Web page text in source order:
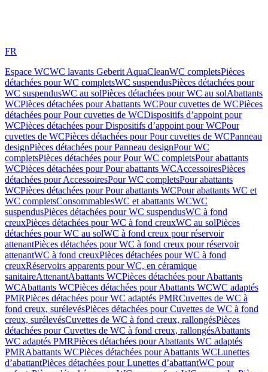
FR
Espace WCWC lavants Geberit AquaCleanWC completsPièces
détachées pour WC completsWC suspendusPièces détachées pour
WC suspendusWC au solPièces détachées pour WC au solAbattants
WCPièces détachées pour Abattants WCPour cuvettes de WCPièces
détachées pour Pour cuvettes de WCDispositifs d’appoint pour
WCPièces détachées pour Dispositifs d’appoint pour WCPour
cuvettes de WCPièces détachées pour Pour cuvettes de WCPanneau
designPièces détachées pour Panneau designPour WC
completsPièces détachées pour Pour WC completsPour abattants
WCPièces détachées pour Pour abattants WCAccessoiresPièces
détachées pour AccessoiresPour WC completsPour abattants
WCPièces détachées pour Pour abattants WCPour abattants WC et
WC completsConsommablesWC et abattants WCWC
suspendusPièces détachées pour WC suspendusWC à fond
creuxPièces détachées pour WC à fond creuxWC au solPièces
détachées pour WC au solWC à fond creux pour réservoir
attenantPièces détachées pour WC à fond creux pour réservoir
attenantWC à fond creuxPièces détachées pour WC à fond
creuxRéservoirs apparents pour WC, en céramique
sanitaireAttenantAbattants WCPièces détachées pour Abattants
WCAbattants WCPièces détachées pour Abattants WCWC adaptés
PMRPièces détachées pour WC adaptés PMRCuvettes de WC à
fond creux, surélevésPièces détachées pour Cuvettes de WC à fond
creux, surélevésCuvettes de WC à fond creux, rallongésPièces
détachées pour Cuvettes de WC à fond creux, rallongésAbattants
WC adaptés PMRPièces détachées pour Abattants WC adaptés
PMRAbattants WCPièces détachées pour Abattants WCLunettes
d’abattantPièces détachées pour Lunettes d’abattantWC pour